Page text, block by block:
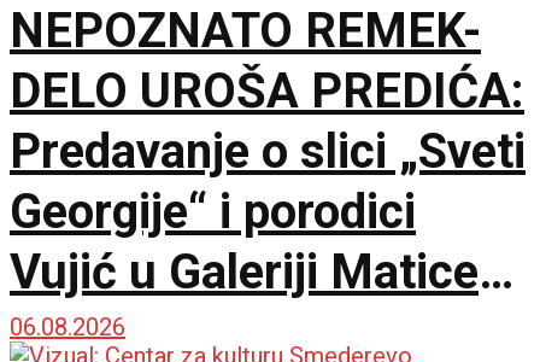
NEPOZNATO REMEK-
DELO UROŠA PREDIĆA:
Predavanje o slici „Sveti
Georgije“ i porodici
Vujić u Galeriji Matice
srpske
06.08.2026